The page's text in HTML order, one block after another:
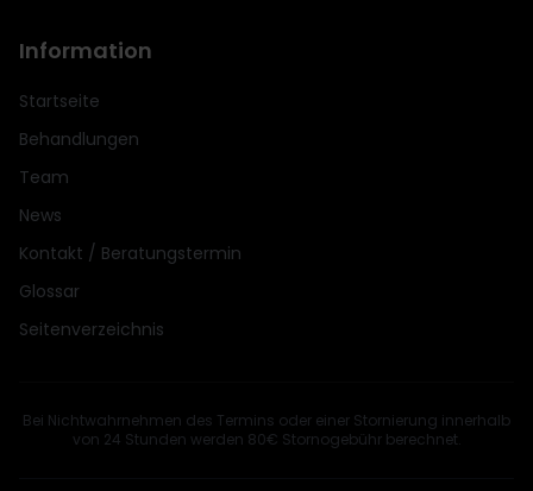
Information
Startseite
Behandlungen
Team
News
Kontakt / Beratungstermin
Glossar
Seitenverzeichnis
Bei Nichtwahrnehmen des Termins oder einer Stornierung innerhalb
von 24 Stunden werden 80€ Stornogebühr berechnet.